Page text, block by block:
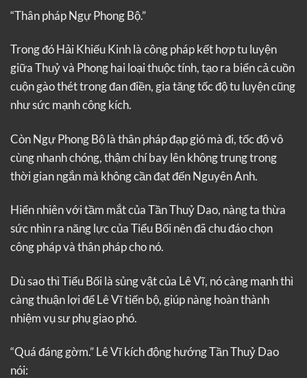
“Thân pháp Ngự Phong Bộ.”
Trong đó Hải Khiếu Kinh là công pháp kết hợp tu luyện
giữa Thuỷ và Phong hai loại thuộc tính, tạo ra biển cả cuồn
cuộn gào thét trong đan điền, gia tăng tốc độ tu luyện cũng
như sức mạnh công kích.
Còn Ngự Phong Bộ là thân pháp đạp gió mà đi, tốc độ vô
cùng nhanh chóng, thậm chí bay lên không trung trong
thời gian ngắn mà không cần đạt đến Nguyên Anh.
Hiển nhiên với tầm mắt của Tần Thuỷ Dao, nàng ta thừa
sức nhìn ra năng lực của Tiểu Bối nên đã chu đáo chọn
công pháp và thân pháp cho nó.
Dù sao thì Tiểu Bối là sủng vật của Lê Vĩ, nó càng mạnh thì
càng thuận lợi để Lê Vĩ tiến bộ, giúp nàng hoàn thành
nhiệm vụ sư phụ giao phó.
“Quá đáng gờm.” Lê Vĩ kích động hướng Tần Thuỷ Dao
nói: